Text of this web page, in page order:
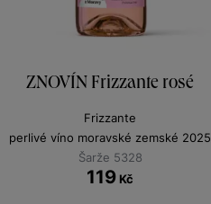
ZNOVÍN Frizzante rosé
Frizzante
perlivé víno moravské zemské 2025
Šarže 5328
119 Kč